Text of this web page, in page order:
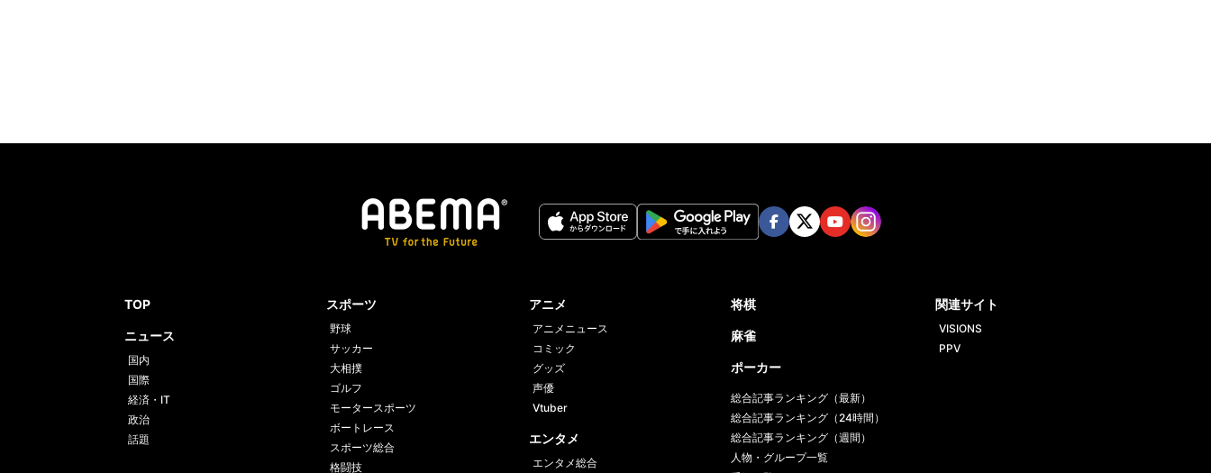
TOP
ニュース
国内
国際
経済・IT
政治
話題
スポーツ
野球
サッカー
大相撲
ゴルフ
モータースポーツ
ボートレース
スポーツ総合
格闘技
アニメ
アニメニュース
コミック
グッズ
声優
Vtuber
エンタメ
エンタメ総合
将棋
麻雀
ポーカー
総合記事ランキング（最新）
総合記事ランキング（24時間）
総合記事ランキング（週間）
人物・グループ一覧
関連サイト
VISIONS
PPV